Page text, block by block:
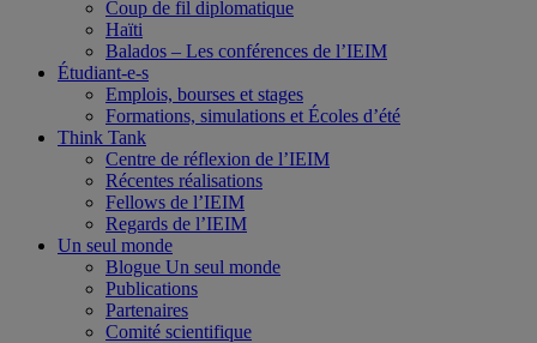
Coup de fil diplomatique
Haïti
Balados – Les conférences de l’IEIM
Étudiant-e-s
Emplois, bourses et stages
Formations, simulations et Écoles d’été
Think Tank
Centre de réflexion de l’IEIM
Récentes réalisations
Fellows de l’IEIM
Regards de l’IEIM
Un seul monde
Blogue Un seul monde
Publications
Partenaires
Comité scientifique